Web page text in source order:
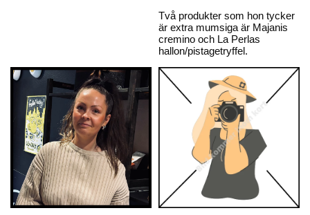
Två produkter som hon tycker
är extra mumsiga är Majanis
cremino och La Perlas
hallon/pistagetryffel.